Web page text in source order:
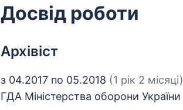
Досвід роботи
Архівіст
з 04.2017 по 05.2018 (1 рік 2 місяці)
ГДА Міністерства оборони України